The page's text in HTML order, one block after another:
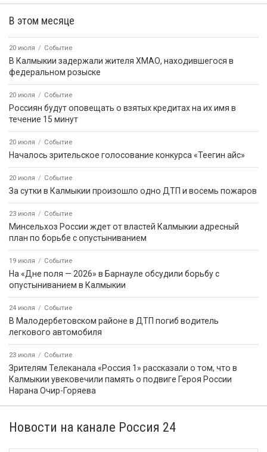
В этом месяце
20 июля Событие
В Калмыкии задержали жителя ХМАО, находившегося в
федеральном розыске
20 июля Событие
Россиян будут оповещать о взятых кредитах на их имя в
течение 15 минут
20 июля Событие
Началось зрительское голосование конкурса «Теегин айс»
20 июля Событие
За сутки в Калмыкии произошло одно ДТП и восемь пожаров
23 июля Событие
Минсельхоз России ждет от властей Калмыкии адресный
план по борьбе с опустыниванием
19 июля Событие
На «Дне поля — 2026» в Барнауле обсудили борьбу с
опустыниванием в Калмыкии
24 июля Событие
В Малодербетовском районе в ДТП погиб водитель
легкового автомобиля
23 июля Событие
Зрителям Телеканала «Россия 1» рассказали о том, что в
Калмыкии увековечили память о подвиге Героя России
Нарана Очир-Горяева
Новости на канале Россия 24